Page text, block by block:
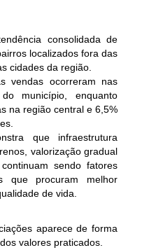
consolidada de
localizados fora das
cidades da região.
vendas ocorreram nas
município, enquanto
na região central e 6,5%
que infraestrutura
valorização gradual
sendo fatores
que procuram melhor
de vida.
aparece de forma
valores praticados.